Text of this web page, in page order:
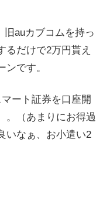
auカブコムを持っ
るだけで2万円貰え
です。
ート証券を口座開
。（あまりにお得過
いなぁ、お小遣い2